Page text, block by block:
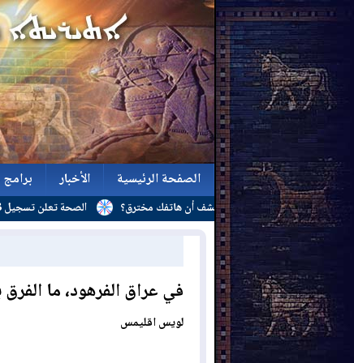
الصفحة الرئيسية
الصفحة الرئيسية
الأخبار
الأخبار
كيف تكتشف أن هاتفك مخترق؟ الصحة تعلن تسجيل 313 إصابة بالحمى النزفية و(24) وفاة منذ بداية العام
في عراق الفرهود، ما
لويس اقليمس